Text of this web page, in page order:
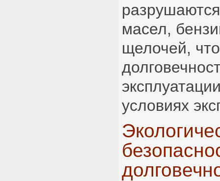
масел,
щелочей,
условиях